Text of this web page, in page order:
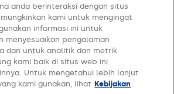
anda berinteraksi dengan situs
kami untuk mengingat
informasi ini untuk
menyesuaikan pengalaman
dan untuk analitik dan metrik
kami baik di situs web ini
Untuk mengetahui lebih lanjut
kami gunakan, lihat Kebijakan